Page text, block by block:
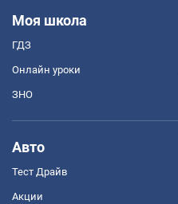
Моя школа
ГДЗ
Онлайн уроки
ЗНО
Авто
Тест Драйв
Акции